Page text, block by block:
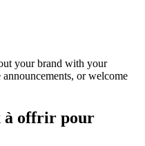
your brand with your
or welcome
à offrir pour